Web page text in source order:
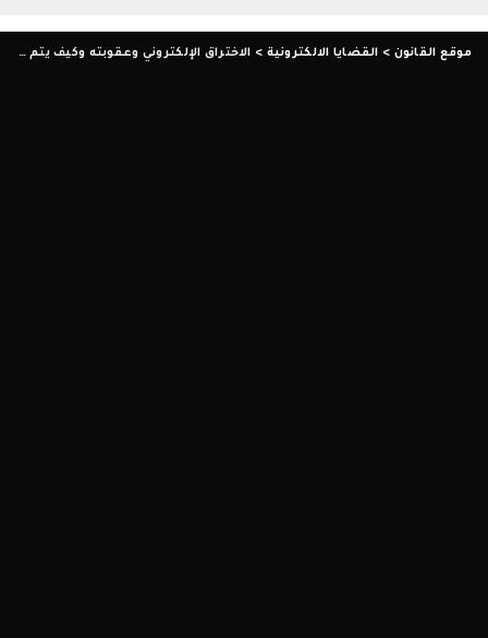
موقع القانون > القضايا الالكترونية > الاختراق الإلكتروني وعقوبته وكيف يتم اثباته